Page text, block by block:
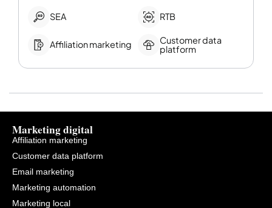
SEA RTB
Affiliation marketing
Customer data
platform
Marketing digital
Affiliation marketing
Customer data platform
Email marketing
Marketing automation
Marketing local